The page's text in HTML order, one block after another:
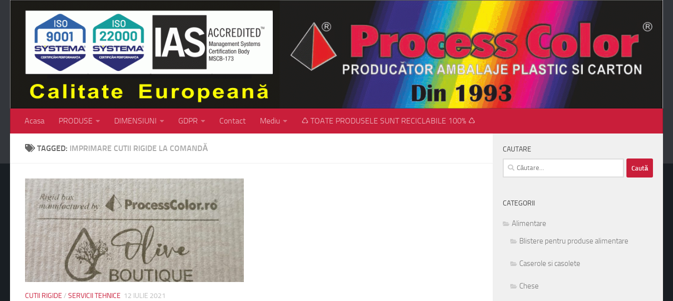
Skip to content
Acasa PRODUSE DIMENSIUNI GDPR Contact Mediu ♺ TOATE PRODUSELE SUNT RECICLABILE 100% ♺
TAGGED: IMPRIMARE CUTII RIGIDE LA COMANDĂ
CUTII RIGIDE / SERVICII TEHNICE 12 IULIE 2021
CAUTARE
Caută
după:
CATEGORII
Alimentare
Blistere pentru produse alimentare
Caserole si casolete
Chese